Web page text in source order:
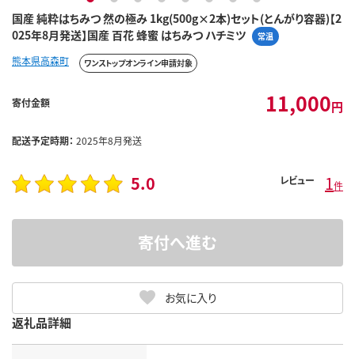
国産 純粋はちみつ 然の極み 1kg(500g×2本)セット(とんがり容器)【2
025年8月発送】国産 百花 蜂蜜 はちみつ ハチミツ
常温
熊本県高森町 ワンストップオンライン申請対象
寄付金額 11,000円
配送予定時期： 2025年8月発送
5.0 レビュー 1件
お気に入り
寄付へ進む
返礼品詳細